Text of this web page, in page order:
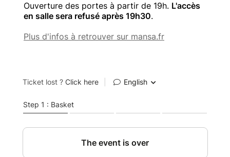
Ouverture des portes à partir de 19h. L'accès
en salle sera refusé après 19h30.
Plus d'infos à retrouver sur mansa.fr